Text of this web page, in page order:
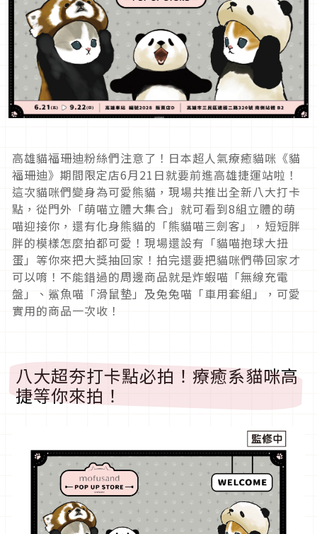
高雄貓福珊迪粉絲們注意了！日本超人氣療癒貓咪《貓
福珊迪》期間限定店6月21日就要前進高雄捷運站啦！
這次貓咪們變身為可愛熊貓，現場共推出全新八大打卡
點，從門外「萌喵立體大集合」就可看到8組立體的萌
喵迎接你，還有化身熊貓的「熊貓喵三劍客」，短短胖
胖的模樣怎麼拍都可愛！現場還設有「貓喵抱球大扭
蛋」等你來把大獎抽回家！拍完還要把貓咪們帶回家才
可以唷！不能錯過的周邊商品就是炸蝦喵「無線充電
盤」、鯊魚喵「滑鼠墊」及兔兔喵「車用套組」，可愛
實用的商品一次收！
八大超夯打卡點必拍！療癒系貓咪高
捷等你來拍！